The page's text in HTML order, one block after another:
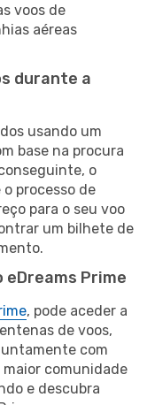
voos de
aéreas
durante a
usando um
base na procura
o
processo de
para o seu voo
um bilhete de
eDreams Prime
, pode aceder a
de voos,
com
comunidade
e descubra